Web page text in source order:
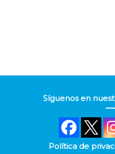
Síguenos en
Política de